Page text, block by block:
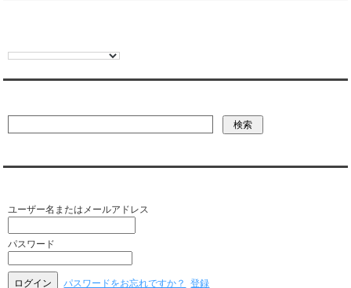
ユーザー名またはメールアドレス
パスワード
パスワードをお忘れですか？ 登録